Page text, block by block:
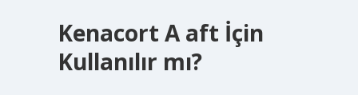
Kenacort A aft İçin
Kullanılır mı?